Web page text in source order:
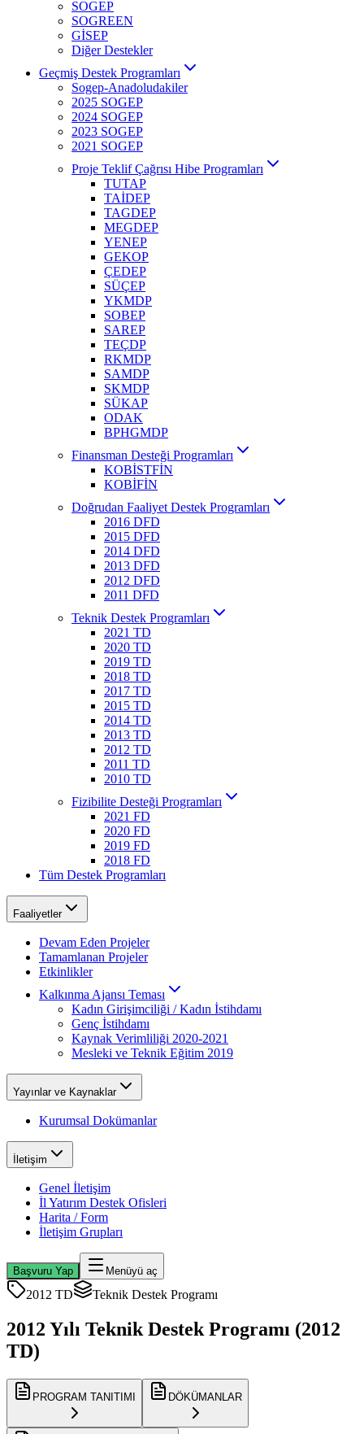
SOGEP
SOGREEN
GİSEP
Diğer Destekler
Geçmiş Destek Programları
Sogep-Anadoludakiler
2025 SOGEP
2024 SOGEP
2023 SOGEP
2021 SOGEP
Proje Teklif Çağrısı Hibe Programları
TUTAP
TAİDEP
TAGDEP
MEGDEP
YENEP
GEKOP
ÇEDEP
SÜÇEP
YKMDP
SOBEP
SAREP
TEÇDP
RKMDP
SAMDP
SKMDP
SÜKAP
ODAK
BPHGMDP
Finansman Desteği Programları
KOBİSTFİN
KOBİFİN
Doğrudan Faaliyet Destek Programları
2016 DFD
2015 DFD
2014 DFD
2013 DFD
2012 DFD
2011 DFD
Teknik Destek Programları
2021 TD
2020 TD
2019 TD
2018 TD
2017 TD
2015 TD
2014 TD
2013 TD
2012 TD
2011 TD
2010 TD
Fizibilite Desteği Programları
2021 FD
2020 FD
2019 FD
2018 FD
Tüm Destek Programları
Faaliyetler
Devam Eden Projeler
Tamamlanan Projeler
Etkinlikler
Kalkınma Ajansı Teması
Kadın Girişimciliği / Kadın İstihdamı
Genç İstihdamı
Kaynak Verimliliği 2020-2021
Mesleki ve Teknik Eğitim 2019
Yayınlar ve Kaynaklar
Kurumsal Dokümanlar
İletişim
Genel İletişim
İl Yatırım Destek Ofisleri
Harita / Form
İletişim Grupları
Başvuru Yap Menüyü aç
2012 TD Teknik Destek Programı
2012 Yılı Teknik Destek Programı (2012
TD)
PROGRAM TANITIMI DÖKÜMANLAR